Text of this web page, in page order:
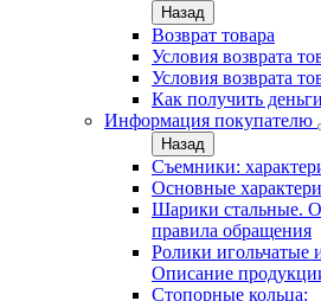
Назад
Возврат товара
Условия возврата
Условия возврата
Как получить
Информация покупателю
Назад
Съемники:
Основные
Шарики стальные.
правила обращения
Ролики игольчатые
Описание
Стопорные кольца: